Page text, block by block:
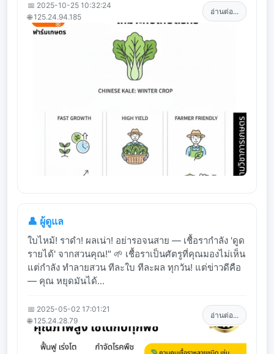
📅 2025-10-25 10:32:24
🌐 125.24.94.185
อ่านต่อ...
👤 ผู้ดูแล
ใบไหม้! ราดำ! ผลเน่า! อย่ารอจนสาย — เชื้อรากำลัง 'ดูด
รายได้' จากสวนคุณ!" 🌱 เชื้อราเป็นศัตรูที่คุณมองไม่เห็น
แต่กำลัง ทำลายสวน ทีละใบ ทีละผล ทุกวัน! แต่ข่าวดีคือ
— คุณ หยุดมันได้...
📅 2025-05-02 17:01:21
🌐 125.24.28.79
อ่านต่อ...